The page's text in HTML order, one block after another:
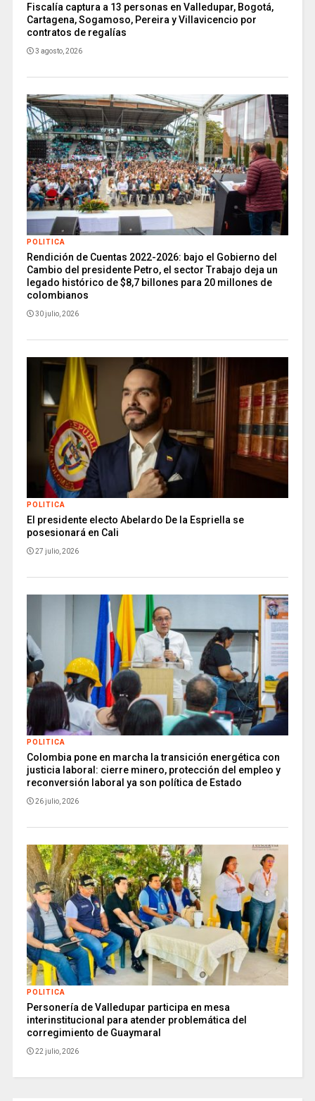
Fiscalía captura a 13 personas en Valledupar, Bogotá,
Cartagena, Sogamoso, Pereira y Villavicencio por
contratos de regalías
3 agosto, 2026
POLITICA
Rendición de Cuentas 2022-2026: bajo el Gobierno del
Cambio del presidente Petro, el sector Trabajo deja un
legado histórico de $8,7 billones para 20 millones de
colombianos
30 julio, 2026
POLITICA
El presidente electo Abelardo De la Espriella se
posesionará en Cali
27 julio, 2026
POLITICA
Colombia pone en marcha la transición energética con
justicia laboral: cierre minero, protección del empleo y
reconversión laboral ya son política de Estado
26 julio, 2026
POLITICA
Personería de Valledupar participa en mesa
interinstitucional para atender problemática del
corregimiento de Guaymaral
22 julio, 2026